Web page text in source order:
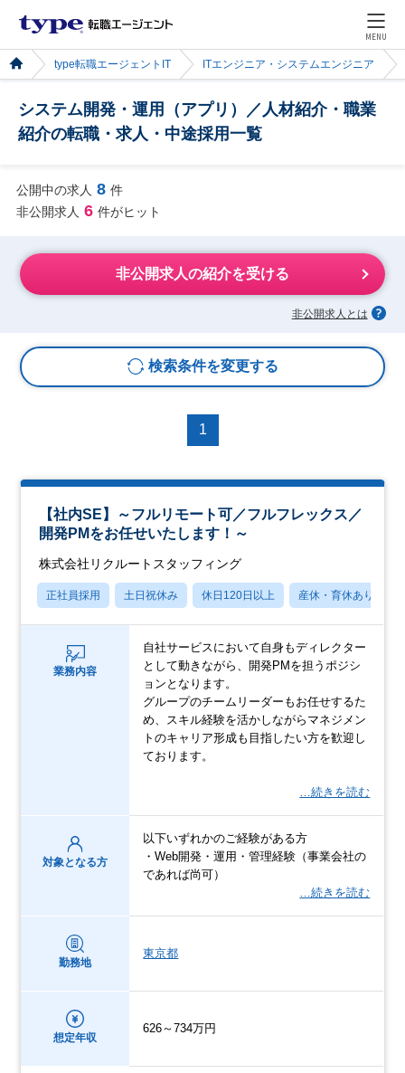
MENU
type転職エージェントIT ITエンジニア・システムエンジニア
システム開発・運用（アプリ）／人材紹介・職業
紹介の転職・求人・中途採用一覧
公開中の求人 8 件
非公開求人 6 件がヒット
非公開求人の紹介を受ける
非公開求人とは
検索条件を変更する
1
【社内SE】～フルリモート可／フルフレックス／
開発PMをお任せいたします！～
株式会社リクルートスタッフィング
正社員採用 土日祝休み 休日120日以上 産休・育休あり
業務内容
自社サービスにおいて自身もディレクター
として動きながら、開発PMを担うポジシ
ョンとなります。
グループのチームリーダーもお任せするた
め、スキル経験を活かしながらマネジメン
トのキャリア形成も目指したい方を歓迎し
ております。
…続きを読む
対象となる方
以下いずれかのご経験がある方
・Web開発・運用・管理経験（事業会社の
であれば尚可）
…続きを読む
勤務地
東京都
想定年収
626～734万円